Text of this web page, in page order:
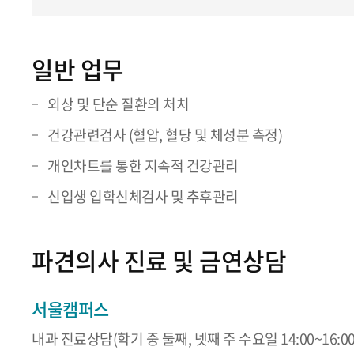
일반 업무
외상 및 단순 질환의 처치
건강관련검사 (혈압, 혈당 및 체성분 측정)
개인차트를 통한 지속적 건강관리
신입생 입학신체검사 및 추후관리
파견의사 진료 및 금연상담
서울캠퍼스
내과 진료상담(학기 중 둘째, 넷째 주 수요일